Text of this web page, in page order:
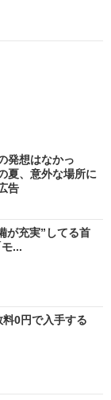
発想はなかっ
夏、意外な場所に
告
が充実”してる首
...
0円で入手する